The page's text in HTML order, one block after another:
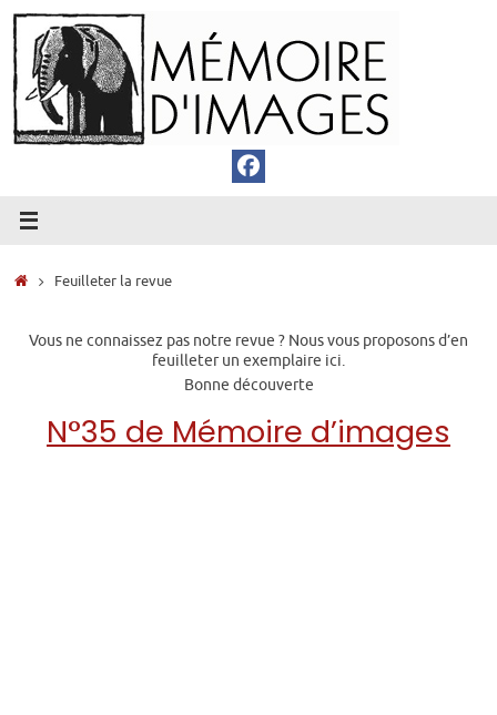
Passer
au
contenu
Accueil
Feuilleter la revue
Vous ne connaissez pas notre revue ? Nous vous proposons d’en
feuilleter un exemplaire ici.
Bonne découverte
N°35 de Mémoire d’images